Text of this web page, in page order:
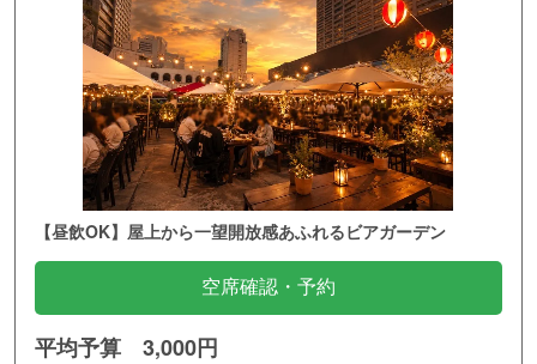
【昼飲OK】屋上から一望開放感あふれるビアガーデン
空席確認・予約
平均予算 3,000円